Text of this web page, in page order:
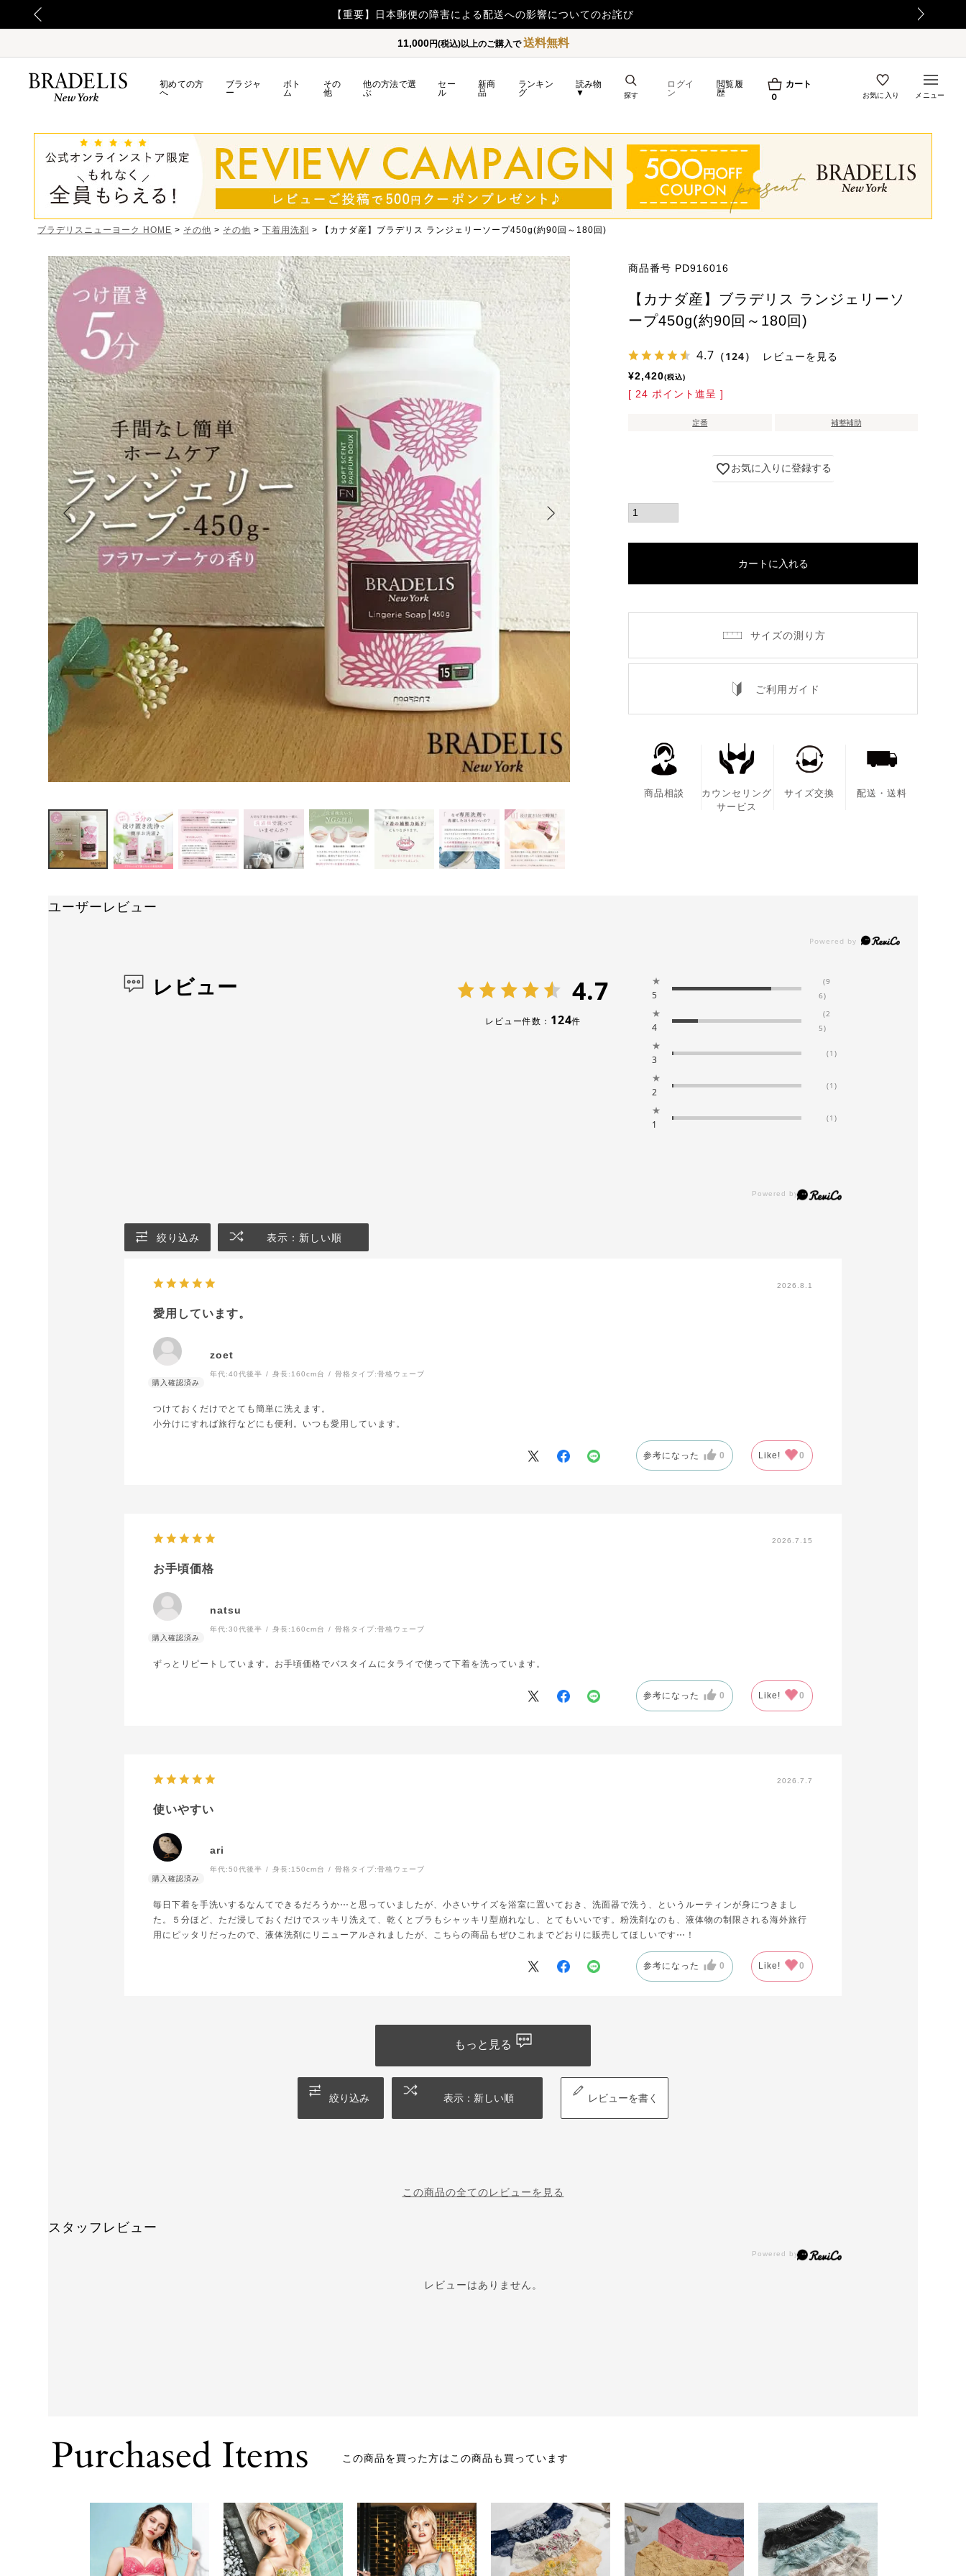
【重要】日本郵便の障害による配送への影響についてのお詫び
11,000円(税込)以上のご購入で送料無料
初めての方
へ
ブラジャ
ー
ボト
ム
その
他
他の方法で選
ぶ
セー
ル
新商
品
ランキン
グ
読み物
▼
ログイ
ン
閲覧履
歴
カート
0
探す お気に入り メニュー
ブラデリスニューヨーク HOME その他 その他 下着用洗剤 【カナダ産】ブラデリス ランジェリーソープ450g(約90回～180回)
商品番号 PD916016
【カナダ産】ブラデリス ランジェリーソ
ープ450g(約90回～180回)
4.7 （124） レビューを見る
¥2,420 税込
[ 24 ポイント進呈 ]
定番 補整補助
お気に入りに登録する
カートに入れる
サイズの測り方
ご利用ガイド
商品相談
カウンセリング
サービス
サイズ交換 配送・送料
ユーザーレビュー
レビュー 4.7
レビュー件数： 124件
★
5
(9
6)
★
4
(2
5)
★
3
(1)
★
2
(1)
★
1
(1)
絞り込み 表示：新しい順
2026.8.1
愛用しています。
zoet
年代:40代後半 身長: 160cm台 骨格タイプ:骨格ウェーブ
つけておくだけでとても簡単に洗えます。
小分けにすれば旅行などにも便利。いつも愛用しています。
参考になった 0 Like! 0
2026.7.15
お手頃価格
natsu
年代:30代後半 身長: 160cm台 骨格タイプ:骨格ウェーブ
ずっとリピートしています。お手頃価格でバスタイムにタライで使って下着を洗っています。
参考になった 0 Like! 0
2026.7.7
使いやすい
ari
年代:50代後半 身長: 150cm台 骨格タイプ:骨格ウェーブ
毎日下着を手洗いするなんてできるだろうか⋯と思っていましたが、小さいサイズを浴室に置いておき、洗面器で洗う、というルーティンが身につきまし
た。５分ほど、ただ浸しておくだけでスッキリ洗えて、乾くとブラもシャッキリ型崩れなし、とてもいいです。粉洗剤なのも、液体物の制限される海外旅行
用にピッタリだったので、液体洗剤にリニューアルされましたが、こちらの商品もぜひこれまでどおりに販売してほしいです⋯！
参考になった 0 Like! 0
もっと見る
絞り込み 表示：新しい順 レビューを書く
この商品の全てのレビューを見る
スタッフレビュー
レビューはありません。
この商品を買った方はこの商品も買っています